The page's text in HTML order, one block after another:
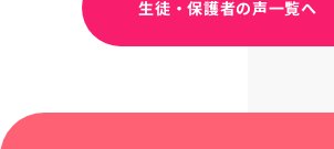
生徒・保護者の声一覧へ